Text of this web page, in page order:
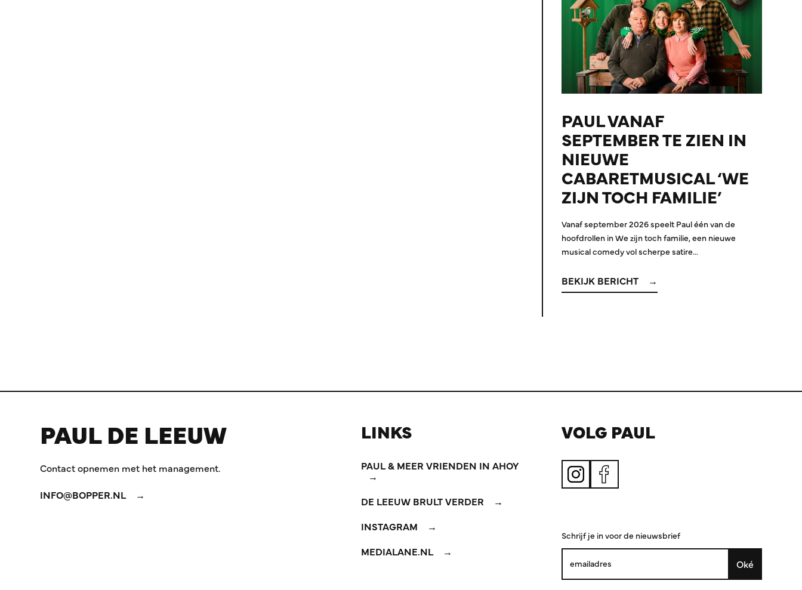
PAUL VANAF
SEPTEMBER TE ZIEN IN
NIEUWE
CABARETMUSICAL ‘WE
ZIJN TOCH FAMILIE’
Vanaf september 2026 speelt Paul één van de
hoofdrollen in We zijn toch familie, een nieuwe
musical comedy vol scherpe satire…
BEKIJK BERICHT
PAUL DE LEEUW
Contact opnemen met het management.
INFO@BOPPER.NL
LINKS
PAUL & MEER VRIENDEN IN AHOY
DE LEEUW BRULT VERDER
INSTAGRAM
MEDIALANE.NL
VOLG PAUL
Schrijf je in voor de nieuwsbrief
Oké